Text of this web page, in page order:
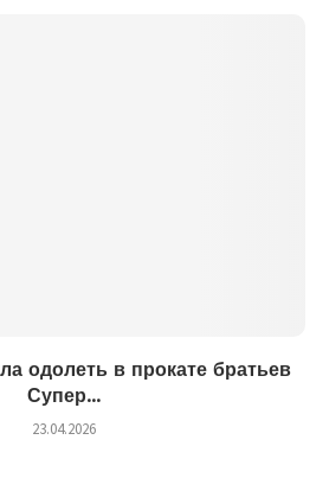
одолеть в прокате братьев
Супер...
23.04.2026